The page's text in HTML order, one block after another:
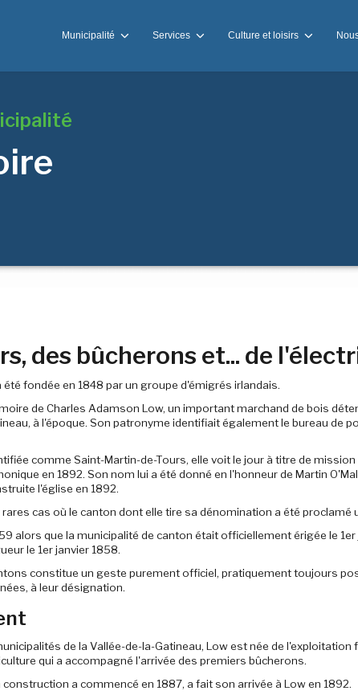
Municipalité Services Culture et loisirs
des bûcherons et... de
été fondée en 1848 par un groupe d'émigrés irlandais.
de Charles Adamson Low, un important marchand de bois
à l'époque. Son patronyme identifiait également le bureau de
comme Saint-Martin-de-Tours, elle voit le jour à titre de
en 1892. Son nom lui a été donné en l'honneur de Martin
l'église en 1892.
cas où le canton dont elle tire sa dénomination a été proclamé
alors que la municipalité de canton était officiellement érigée le 1er
le 1er janvier 1858.
constitue un geste purement officiel, pratiquement toujours
à leur désignation.
de la Vallée-de-la-Gatineau, Low est née de l'exploitation
qui a accompagné l'arrivée des premiers bûcherons.
construction a commencé en 1887, a fait son arrivée à Low en 1892.